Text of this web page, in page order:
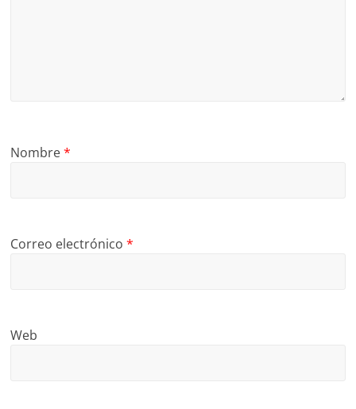
Nombre*
Correo electrónico*
Web